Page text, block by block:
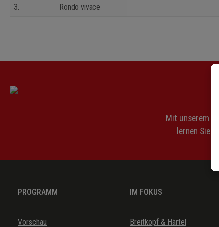
3.
Rondo vivace
Mit unserem
lernen Sie
PROGRAMM
Vorschau
IM FOKUS
Breitkopf & Härtel